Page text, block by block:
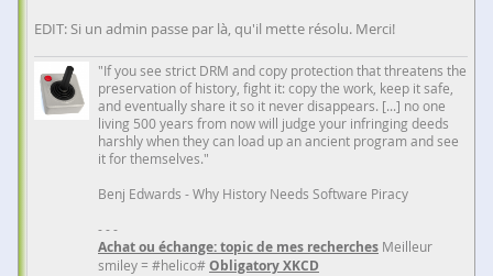
EDIT: Si un admin passe par là, qu'il mette résolu. Merci!
"If you see strict DRM and copy protection that threatens the
preservation of history, fight it: copy the work, keep it safe,
and eventually share it so it never disappears. [...] no one
living 500 years from now will judge your infringing deeds
harshly when they can load up an ancient program and see
it for themselves."
Benj Edwards - Why History Needs Software Piracy
- - -
Achat ou échange: topic de mes recherches Meilleur
smiley = #helico#Obligatory XKCD